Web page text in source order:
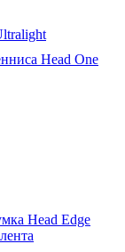
Head One
Head Edge